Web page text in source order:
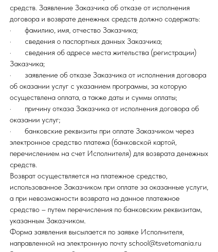
средств. Заявление Заказчика об отказе от исполнения
договора и возврате денежных средств должно содержать:
· фамилию, имя, отчество Заказчика;
· сведения о паспортных данных Заказчика;
· сведения об адресе места жительства (регистрации)
Заказчика;
· заявление об отказе Заказчика от исполнения договора
об оказании услуг с указанием программы, за которую
осуществлена оплата, а также даты и суммы оплаты;
· причину отказа Заказчика от исполнения договора об
оказании услуг;
· банковские реквизиты при оплате Заказчиком через
электронное средство платежа (банковской картой,
перечислением на счет Исполнителя) для возврата денежных
средств.
Возврат осуществляется на платежное средство,
использованное Заказчиком при оплате за оказанные услуги,
а при невозможности возврата на данное платежное
средство – путем перечисления по банковским реквизитам,
указанным Заказчиком.
Форма заявления высылается по заявке Исполнителя,
направленной на электронную почту school@tsvetomania.ru